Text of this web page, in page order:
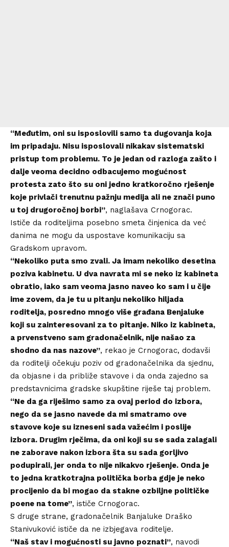
“Međutim, oni su isposlovili samo ta dugovanja koja
im pripadaju. Nisu isposlovali nikakav sistematski
pristup tom problemu. To je jedan od razloga zašto i
dalje veoma decidno odbacujemo mogućnost
protesta zato što su oni jedno kratkoročno rješenje
koje privlači trenutnu pažnju medija ali ne znači puno
u toj drugoročnoj borbi”, naglašava Crnogorac.
Ističe da roditeljima posebno smeta činjenica da već
danima ne mogu da uspostave komunikaciju sa
Gradskom upravom.
“Nekoliko puta smo zvali. Ja imam nekoliko desetina
poziva kabinetu. U dva navrata mi se neko iz kabineta
obratio, iako sam veoma jasno naveo ko sam i u čije
ime zovem, da je tu u pitanju nekoliko hiljada
roditelja, posredno mnogo više građana Benjaluke
koji su zainteresovani za to pitanje. Niko iz kabineta,
a prvenstveno sam gradonačelnik, nije našao za
shodno da nas nazove”, rekao je Crnogorac, dodavši
da roditelji očekuju poziv od gradonačelnika da sjednu,
da objasne i da približe stavove i da onda zajedno sa
predstavnicima gradske skupštine riješe taj problem.
“Ne da ga riješimo samo za ovaj period do izbora,
nego da se jasno navede da mi smatramo ove
stavove koje su izneseni sada važećim i poslije
izbora. Drugim rječima, da oni koji su se sada zalagali
ne zaborave nakon izbora šta su sada gorljivo
podupirali, jer onda to nije nikakvo rješenje. Onda je
to jedna kratkotrajna politička borba gdje je neko
procijenio da bi mogao da stakne ozbiljne političke
poene na tome”, ističe Crnogorac.
S druge strane, gradonačelnik Banjaluke Draško
Stanivuković ističe da ne izbjegava roditelje.
“Naš stav i mogućnosti su javno poznati”, navodi